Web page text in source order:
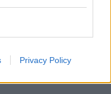
Privacy Policy
nyitotta a